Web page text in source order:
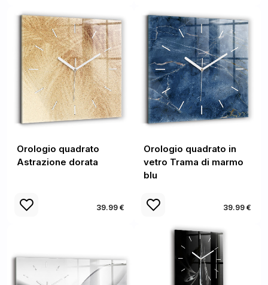
Orologio quadrato
Astrazione dorata
39.99 €
Orologio quadrato in
vetro Trama di marmo
blu
39.99 €